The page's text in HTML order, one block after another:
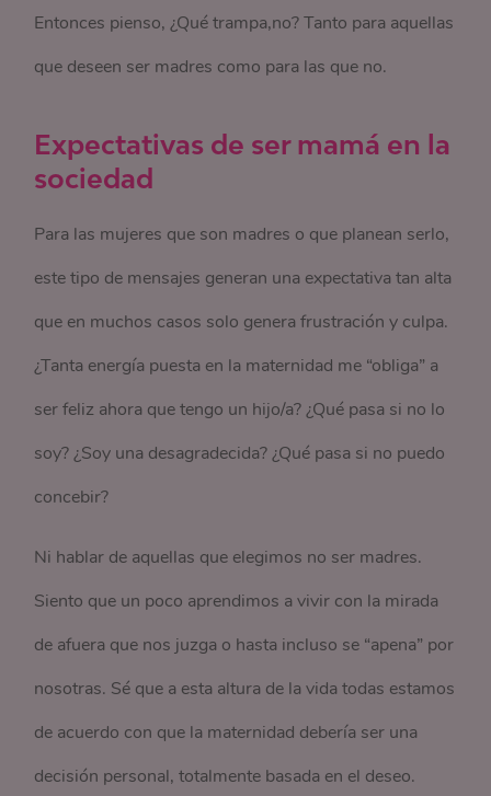
Entonces pienso, ¿Qué trampa,no? Tanto para aquellas
que deseen ser madres como para las que no.
Expectativas de ser mamá en la
sociedad
Para las mujeres que son madres o que planean serlo,
este tipo de mensajes generan una expectativa tan alta
que en muchos casos solo genera frustración y culpa.
¿Tanta energía puesta en la maternidad me “obliga” a
ser feliz ahora que tengo un hijo/a? ¿Qué pasa si no lo
soy? ¿Soy una desagradecida? ¿Qué pasa si no puedo
concebir?
Ni hablar de aquellas que elegimos no ser madres.
Siento que un poco aprendimos a vivir con la mirada
de afuera que nos juzga o hasta incluso se “apena” por
nosotras. Sé que a esta altura de la vida todas estamos
de acuerdo con que la maternidad debería ser una
decisión personal, totalmente basada en el deseo.